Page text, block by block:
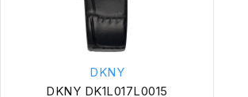
DKNY
DKNY DK1L017L0015